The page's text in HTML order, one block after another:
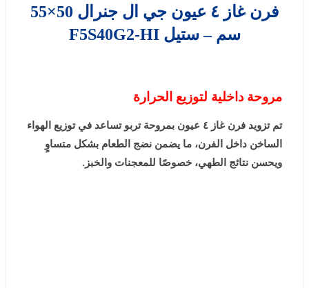
فرن غاز ٤ عيون جي ال جنرال 50×55
سم – ستيل F5S40G2-HI
مروحة داخلية لتوزيع الحرارة
تم تزويد فرن غاز ٤ عيون بمروحة تربو تساعد في توزيع الهواء
الساخن داخل الفرن، ما يضمن نضج الطعام بشكل متساوٍ
ويحسن نتائج الطهي، خصوصًا للمعجنات والخبز.